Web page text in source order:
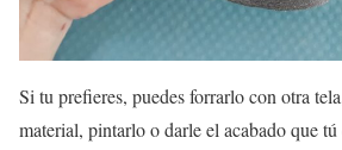
Si tu prefieres, puedes forrarlo con otra
material, pintarlo o darle el acabado que tú